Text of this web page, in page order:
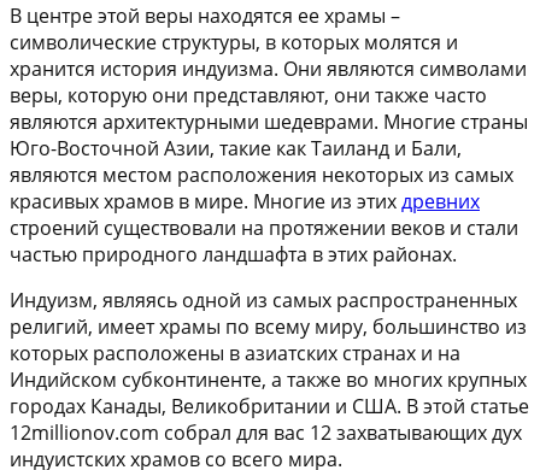
В центре этой веры находятся ее храмы –
символические структуры, в которых молятся и
хранится история индуизма. Они являются символами
веры, которую они представляют, они также часто
являются архитектурными шедеврами. Многие страны
Юго-Восточной Азии, такие как Таиланд и Бали,
являются местом расположения некоторых из самых
красивых храмов в мире. Многие из этихдревних
строений существовали на протяжении веков и стали
частью природного ландшафта в этих районах.
Индуизм, являясь одной из самых распространенных
религий, имеет храмы по всему миру, большинство из
которых расположены в азиатских странах и на
Индийском субконтиненте, а также во многих крупных
городах Канады, Великобритании и США. В этой статье
12millionov.com собрал для вас 12 захватывающих дух
индуистских храмов со всего мира.